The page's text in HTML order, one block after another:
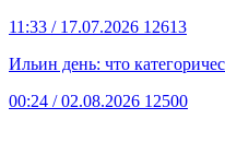
11:33 / 17.07.2026 12613
Ильин день: что
00:24 / 02.08.2026 12500